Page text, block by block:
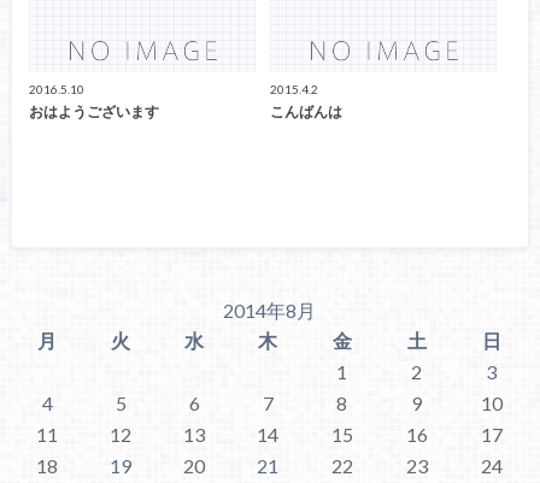
2016.5.10
おはようございます
2015.4.2
こんばんは
2014年8月
月
火 水 木 金 土
日
1
2
3
4
5 6 7 8 9
10
11
12 13 14 15 16
17
18
19 20 21 22 23
24